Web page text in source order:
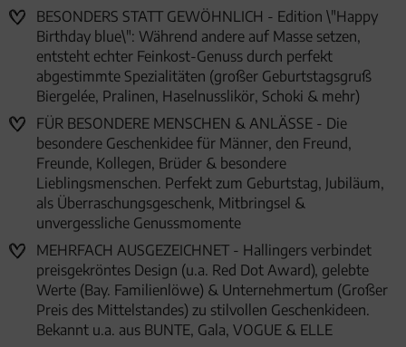
BESONDERS STATT GEWÖHNLICH - Edition \"Happy
Birthday blue\": Während andere auf Masse setzen,
entsteht echter Feinkost-Genuss durch perfekt
abgestimmte Spezialitäten (großer Geburtstagsgruß
Biergelée, Pralinen, Haselnusslikör, Schoki & mehr)
FÜR BESONDERE MENSCHEN & ANLÄSSE - Die
besondere Geschenkidee für Männer, den Freund,
Freunde, Kollegen, Brüder & besondere
Lieblingsmenschen. Perfekt zum Geburtstag, Jubiläum,
als Überraschungsgeschenk, Mitbringsel &
unvergessliche Genussmomente
MEHRFACH AUSGEZEICHNET - Hallingers verbindet
preisgekröntes Design (u.a. Red Dot Award), gelebte
Werte (Bay. Familienlöwe) & Unternehmertum (Großer
Preis des Mittelstandes) zu stilvollen Geschenkideen.
Bekannt u.a. aus BUNTE, Gala, VOGUE & ELLE